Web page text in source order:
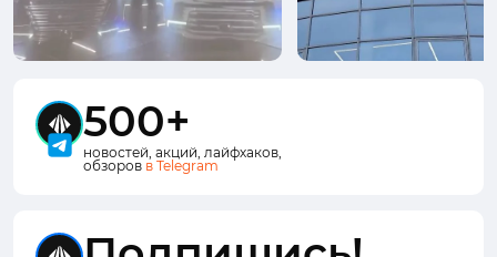
500+
новостей, акций, лайфхаков,
обзоров в Telegram